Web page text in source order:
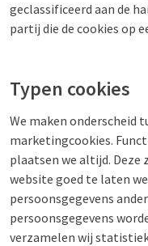
geclassificeerd aan de
partij die de cookies op
Typen cookies
We maken onderscheid
marketingcookies.
plaatsen we altijd. Deze
website goed te laten
persoonsgegevens
persoonsgegevens
verzamelen wij